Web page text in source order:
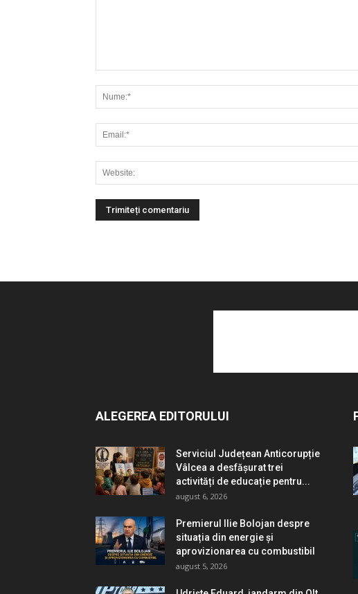
ALEGEREA EDITORULUI
Serviciul Județean Anticorupție
Vâlcea a desfășurat trei
activități de educație pentru...
august 6, 2026
Premierul Ilie Bolojan despre
situația din energie și
aprovizionarea cu combustibil
august 5, 2026